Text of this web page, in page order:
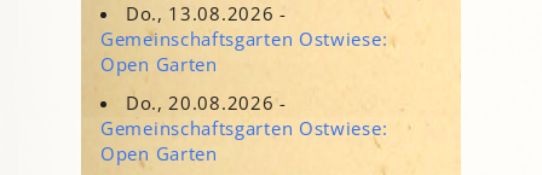
Do., 13.08.2026 -
Gemeinschaftsgarten Ostwiese:
Open Garten
Do., 20.08.2026 -
Gemeinschaftsgarten Ostwiese:
Open Garten